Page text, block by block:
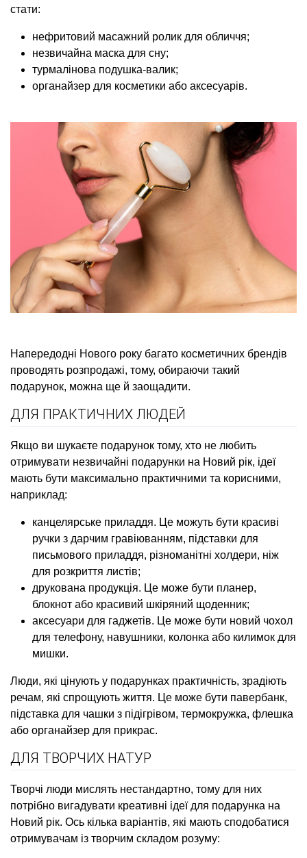
стати:
нефритовий масажний ролик для обличчя;
незвичайна маска для сну;
турмалінова подушка-валик;
органайзер для косметики або аксесуарів.
Напередодні Нового року багато косметичних брендів
проводять розпродажі, тому, обираючи такий
подарунок, можна ще й заощадити.
ДЛЯ ПРАКТИЧНИХ ЛЮДЕЙ
Якщо ви шукаєте подарунок тому, хто не любить
отримувати незвичайні подарунки на Новий рік, ідеї
мають бути максимально практичними та корисними,
наприклад:
канцелярське приладдя. Це можуть бути красиві
ручки з дарчим гравіюванням, підставки для
письмового приладдя, різноманітні холдери, ніж
для розкриття листів;
друкована продукція. Це може бути планер,
блокнот або красивий шкіряний щоденник;
аксесуари для гаджетів. Це може бути новий чохол
для телефону, навушники, колонка або килимок для
мишки.
Люди, які цінують у подарунках практичність, зрадіють
речам, які спрощують життя. Це може бути павербанк,
підставка для чашки з підігрівом, термокружка, флешка
або органайзер для прикрас.
ДЛЯ ТВОРЧИХ НАТУР
Творчі люди мислять нестандартно, тому для них
потрібно вигадувати креативні ідеї для подарунка на
Новий рік. Ось кілька варіантів, які мають сподобатися
отримувачам із творчим складом розуму: